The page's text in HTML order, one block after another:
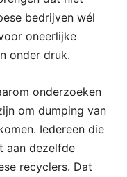
bedrijven wél
oneerlijke
onder druk.
onderzoeken
om dumping van
Iedereen die
aan dezelfde
recyclers. Dat